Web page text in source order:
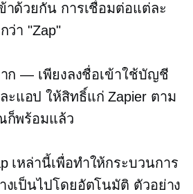
าด้วยกัน การเชื่อมต่อแต่ละ
ว่า "Zap"
ก — เพียงลงชื่อเข้าใช้บัญชี
แอป ให้สิทธิ์แก่ Zapier ตาม
ก็พร้อมแล้ว
เหล่านี้เพื่อทำให้กระบวนการ
งเป็นไปโดยอัตโนมัติ ตัวอย่าง